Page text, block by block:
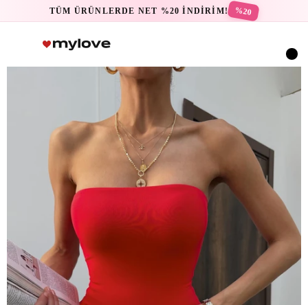
TÜM ÜRÜNLERDE NET %20 İNDİRİM! %20